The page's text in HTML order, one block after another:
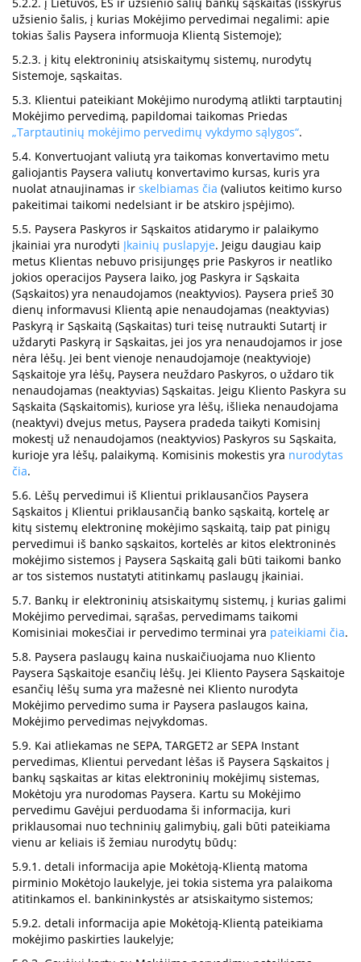
užsienio šalis, į kurias Mokėjimo pervedimai negalimi: apie
tokias šalis Paysera informuoja Klientą Sistemoje);
5.2.3. į kitų elektroninių atsiskaitymų sistemų, nurodytų
Sistemoje, sąskaitas.
5.3. Klientui pateikiant Mokėjimo nurodymą atlikti tarptautinį
Mokėjimo pervedimą, papildomai taikomas Priedas
„Tarptautinių mokėjimo pervedimų vykdymo sąlygos“.
5.4. Konvertuojant valiutą yra taikomas konvertavimo metu
galiojantis Paysera valiutų konvertavimo kursas, kuris yra
nuolat atnaujinamas ir skelbiamas čia (valiutos keitimo kurso
pakeitimai taikomi nedelsiant ir be atskiro įspėjimo).
5.5. Paysera Paskyros ir Sąskaitos atidarymo ir palaikymo
įkainiai yra nurodyti Įkainių puslapyje. Jeigu daugiau kaip
metus Klientas nebuvo prisijungęs prie Paskyros ir neatliko
jokios operacijos Paysera laiko, jog Paskyra ir Sąskaita
(Sąskaitos) yra nenaudojamos (neaktyvios). Paysera prieš 30
dienų informavusi Klientą apie nenaudojamas (neaktyvias)
Paskyrą ir Sąskaitą (Sąskaitas) turi teisę nutraukti Sutartį ir
uždaryti Paskyrą ir Sąskaitas, jei jos yra nenaudojamos ir jose
nėra lėšų. Jei bent vienoje nenaudojamoje (neaktyvioje)
Sąskaitoje yra lėšų, Paysera neuždaro Paskyros, o uždaro tik
nenaudojamas (neaktyvias) Sąskaitas. Jeigu Kliento Paskyra su
Sąskaita (Sąskaitomis), kuriose yra lėšų, išlieka nenaudojama
(neaktyvi) dvejus metus, Paysera pradeda taikyti Komisinį
mokestį už nenaudojamos (neaktyvios) Paskyros su Sąskaita,
kurioje yra lėšų, palaikymą. Komisinis mokestis yra nurodytas
čia.
5.6. Lėšų pervedimui iš Klientui priklausančios Paysera
Sąskaitos į Klientui priklausančią banko sąskaitą, kortelę ar
kitų sistemų elektroninę mokėjimo sąskaitą, taip pat pinigų
pervedimui iš banko sąskaitos, kortelės ar kitos elektroninės
mokėjimo sistemos į Paysera Sąskaitą gali būti taikomi banko
ar tos sistemos nustatyti atitinkamų paslaugų įkainiai.
5.7. Bankų ir elektroninių atsiskaitymų sistemų, į kurias galimi
Mokėjimo pervedimai, sąrašas, pervedimams taikomi
Komisiniai mokesčiai ir pervedimo terminai yra pateikiami čia.
5.8. Paysera paslaugų kaina nuskaičiuojama nuo Kliento
Paysera Sąskaitoje esančių lėšų. Jei Kliento Paysera Sąskaitoje
esančių lėšų suma yra mažesnė nei Kliento nurodyta
Mokėjimo pervedimo suma ir Paysera paslaugos kaina,
Mokėjimo pervedimas neįvykdomas.
5.9. Kai atliekamas ne SEPA, TARGET2 ar SEPA Instant
pervedimas, Klientui pervedant lėšas iš Paysera Sąskaitos į
bankų sąskaitas ar kitas elektroninių mokėjimų sistemas,
Mokėtoju yra nurodomas Paysera. Kartu su Mokėjimo
pervedimu Gavėjui perduodama ši informacija, kuri
priklausomai nuo techninių galimybių, gali būti pateikiama
vienu ar keliais iš žemiau nurodytų būdų:
5.9.1. detali informacija apie Mokėtoją-Klientą matoma
pirminio Mokėtojo laukelyje, jei tokia sistema yra palaikoma
atitinkamos el. bankininkystės ar atsiskaitymo sistemos;
5.9.2. detali informacija apie Mokėtoją-Klientą pateikiama
mokėjimo paskirties laukelyje;